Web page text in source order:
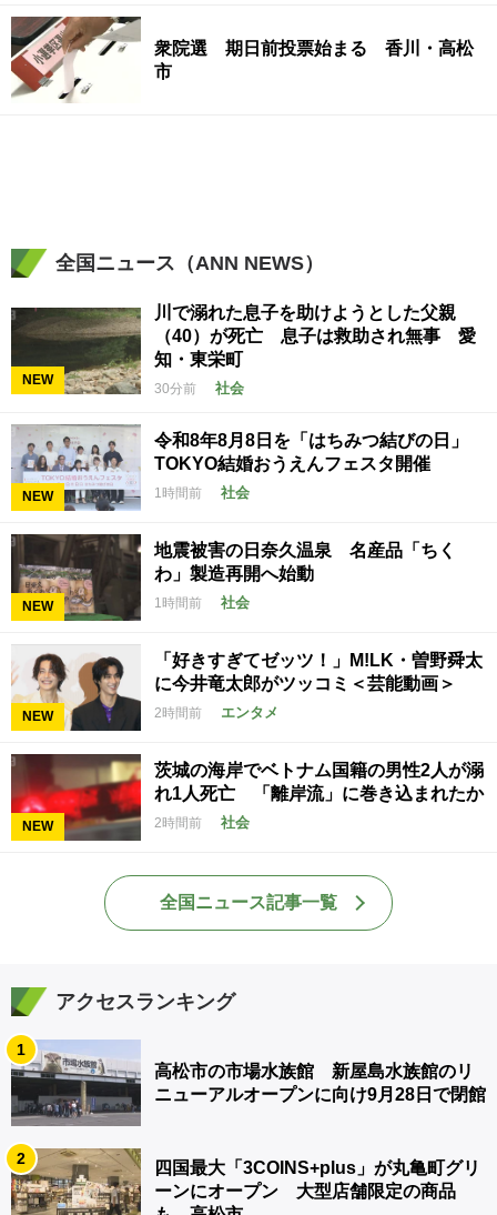
衆院選 期日前投票始まる 香川・高松
市
全国ニュース（ANN NEWS）
NEW
川で溺れた息子を助けようとした父親
（40）が死亡 息子は救助され無事 愛
知・東栄町
30分前 社会
NEW
令和8年8月8日を「はちみつ結びの日」
TOKYO結婚おうえんフェスタ開催
1時間前 社会
NEW
地震被害の日奈久温泉 名産品「ちく
わ」製造再開へ始動
1時間前 社会
NEW
「好きすぎてゼッツ！」M!LK・曽野舜太
に今井竜太郎がツッコミ＜芸能動画＞
2時間前 エンタメ
NEW
茨城の海岸でベトナム国籍の男性2人が溺
れ1人死亡 「離岸流」に巻き込まれたか
2時間前 社会
全国ニュース記事一覧
アクセスランキング
1
高松市の市場水族館 新屋島水族館のリ
ニューアルオープンに向け9月28日で閉館
2
四国最大「3COINS+plus」が丸亀町グリ
ーンにオープン 大型店舗限定の商品